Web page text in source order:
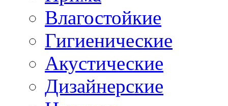
Влагостойкие
Гигиенические
Акустические
Дизайнерские